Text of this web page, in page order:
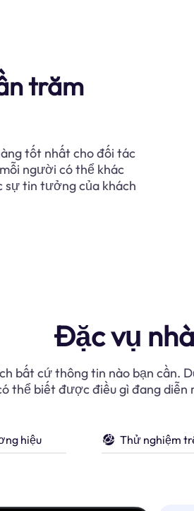
trăm
tốt nhất cho đối tác
người có thể khác
sự tin tưởng của khách
Đặc vụ
bất cứ thông tin nào bạn
thể biết được điều gì đang diễn
hiệu Thử nghiệm